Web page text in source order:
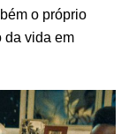
o próprio
da vida em